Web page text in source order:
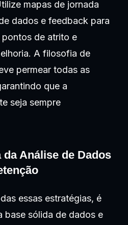
mapas de jornada
dados e feedback para
de atrito e
A filosofia de
permear todas as
que a
seja sempre
Análise de Dados
essas estratégias, é
base sólida de dados e